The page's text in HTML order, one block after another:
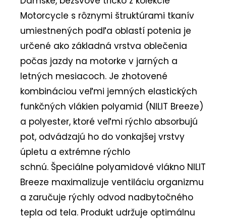
Motorcycle s rôznymi štruktúrami tkanív
umiestnených podľa oblastí potenia je
určené ako základná vrstva oblečenia
počas jazdy na motorke v jarných a
letných mesiacoch. Je zhotovené
kombináciou veľmi jemných elastických
funkčných vlákien polyamid (NILIT Breeze)
a polyester, ktoré veľmi rýchlo absorbujú
pot, odvádzajú ho do vonkajšej vrstvy
úpletu a extrémne rýchlo
schnú. Špeciálne polyamidové vlákno NILIT
Breeze maximalizuje ventiláciu organizmu
a zaručuje rýchly odvod nadbytočného
tepla od tela. Produkt udržuje optimálnu